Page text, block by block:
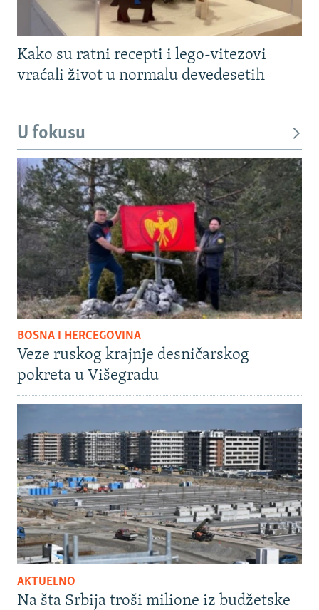
Kako su ratni recepti i lego-vitezovi
vraćali život u normalu devedesetih
U fokusu
BOSNA I HERCEGOVINA
Veze ruskog krajnje desničarskog
pokreta u Višegradu
AKTUELNO
Na šta Srbija troši milione iz budžetske